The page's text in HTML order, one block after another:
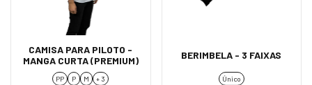
CAMISA PARA PILOTO -
MANGA CURTA (PREMIUM)
PP P M + 3
BERIMBELA - 3 FAIXAS
Único